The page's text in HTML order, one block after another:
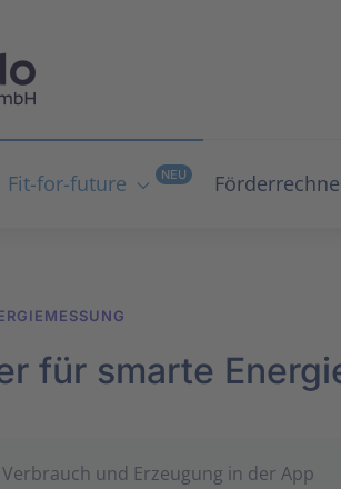
Fit-for-future NEU
für smarte
und Erzeugung in der App